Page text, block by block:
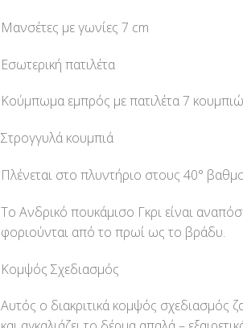
Μανσέτες με γωνίες 7 cm
Εσωτερική πατιλέτα
Κούμπωμα εμπρός με πατιλέτα 7
Στρογγυλά κουμπιά
Πλένεται στο πλυντήριο στους 40°
Το Ανδρικό πουκάμισο Γκρι είναι
φοριούνται από το πρωί ως το βράδυ.
Κομψός Σχεδιασμός
Αυτός ο διακριτικά κομψός σχεδιασμός